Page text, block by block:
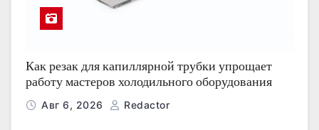
Как резак для капиллярной трубки упрощает
работу мастеров холодильного оборудования
Авг 6, 2026 Redactor